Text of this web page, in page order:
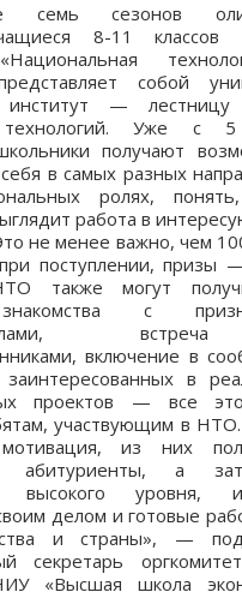
семь сезонов
8-11
собой
институт —
Уже с 5
получают
в самых разных
ролях,
работа в
не менее важно, чем
поступлении, призы
также могут
с
включение в
заинтересованных в
проектов — все
участвующим в
из них
абитуриенты, а
высокого уровня,
делом и готовые
и страны», —
секретарь
«Высшая школа